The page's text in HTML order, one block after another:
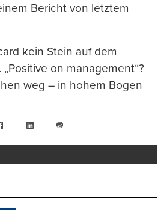
Bericht von letztem
kein Stein auf dem
on management“?
weg – in hohem Bogen
FacebookLinkedIn
drucken